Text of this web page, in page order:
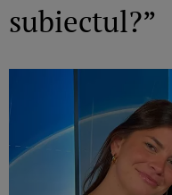
subiectul?”